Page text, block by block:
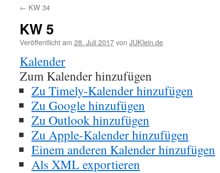
← KW 34
KW 5
Veröffentlicht am 28. Juli 2017von JUKlein.de
Kalender
Zum Kalender hinzufügen
Zu Timely-Kalender hinzufügen
Zu Google hinzufügen
Zu Outlook hinzufügen
Zu Apple-Kalender hinzufügen
Einem anderen Kalender hinzufügen
Als XML exportieren